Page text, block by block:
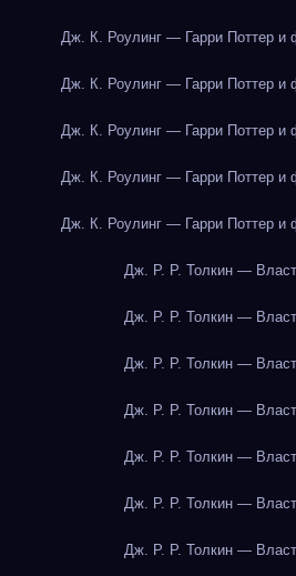
Дж. К. Роулинг — Гарри Поттер и
Дж. К. Роулинг — Гарри Поттер и
Дж. К. Роулинг — Гарри Поттер и
Дж. К. Роулинг — Гарри Поттер и
Дж. К. Роулинг — Гарри Поттер и
Дж. Р. Р. Толкин —
Дж. Р. Р. Толкин —
Дж. Р. Р. Толкин —
Дж. Р. Р. Толкин —
Дж. Р. Р. Толкин —
Дж. Р. Р. Толкин —
Дж. Р. Р. Толкин —